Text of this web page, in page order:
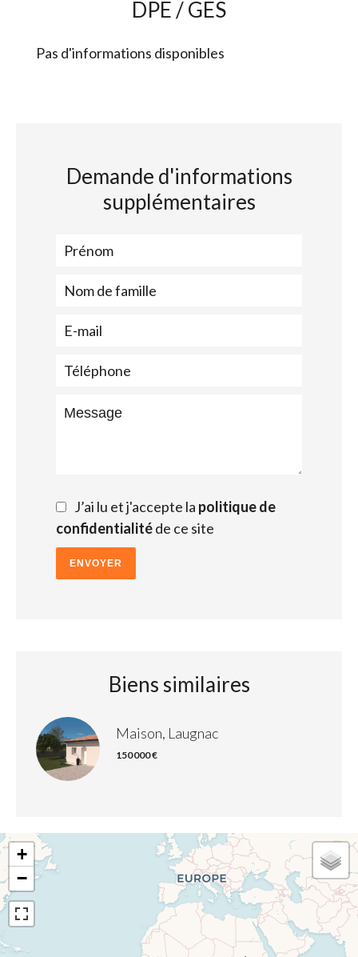
DPE / GES
Pas d'informations disponibles
Demande d'informations
supplémentaires
J’ai lu et j'accepte la politique de
confidentialitéde ce site
ENVOYER
Biens similaires
Maison, Laugnac
150 000 €
+
−